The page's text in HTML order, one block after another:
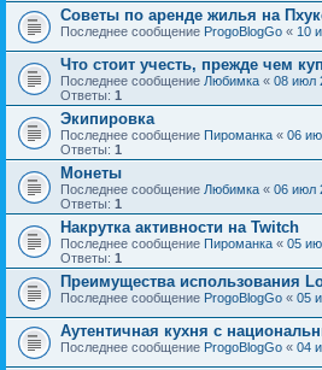
Советы по аренде жилья на
Последнее сообщение ProgoBlogGo « 10
Что стоит учесть, прежде чем
Последнее сообщение Любимка « 08 июл
Ответы: 1
Экипировка
Последнее сообщение Пироманка « 06
Ответы: 1
Монеты
Последнее сообщение Любимка « 06 июл
Ответы: 1
Накрутка активности на Twitch
Последнее сообщение Пироманка « 05
Ответы: 1
Преимущества использования
Последнее сообщение ProgoBlogGo « 05
Аутентичная кухня с
Последнее сообщение ProgoBlogGo « 04